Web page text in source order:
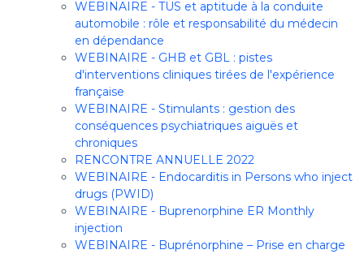
WEBINAIRE - TUS et aptitude à la conduite
automobile : rôle et responsabilité du médecin
en dépendance
WEBINAIRE - GHB et GBL : pistes
d'interventions cliniques tirées de l'expérience
française
WEBINAIRE - Stimulants : gestion des
conséquences psychiatriques aiguës et
chroniques
RENCONTRE ANNUELLE 2022
WEBINAIRE - Endocarditis in Persons who inject
drugs (PWID)
WEBINAIRE - Buprenorphine ER Monthly
injection
WEBINAIRE - Buprénorphine – Prise en charge